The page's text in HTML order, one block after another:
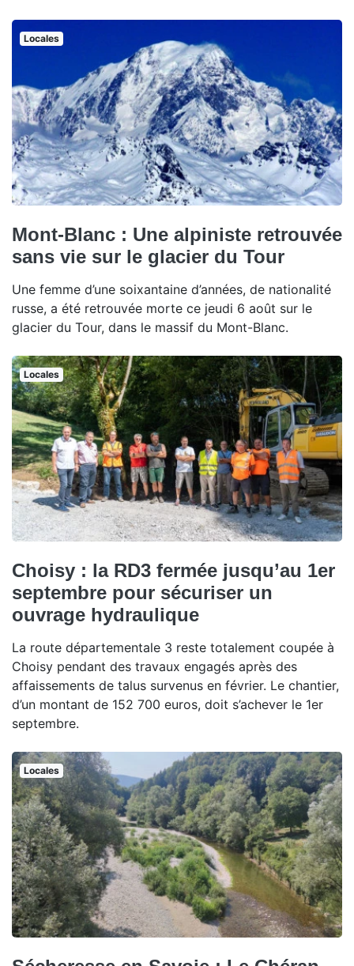
Locales
Mont-Blanc : Une alpiniste retrouvée
sans vie sur le glacier du Tour
Une femme d’une soixantaine d’années, de nationalité
russe, a été retrouvée morte ce jeudi 6 août sur le
glacier du Tour, dans le massif du Mont-Blanc.
Locales
Choisy : la RD3 fermée jusqu’au 1er
septembre pour sécuriser un
ouvrage hydraulique
La route départementale 3 reste totalement coupée à
Choisy pendant des travaux engagés après des
affaissements de talus survenus en février. Le chantier,
d’un montant de 152 700 euros, doit s’achever le 1er
septembre.
Locales